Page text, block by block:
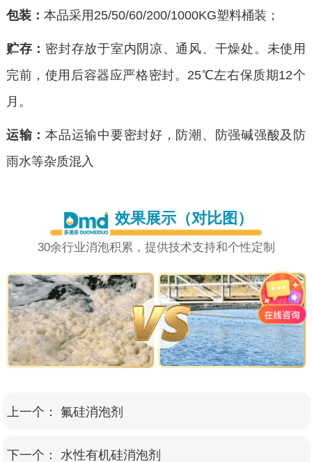
包装： 本品采用25/50/60/200/1000KG塑料桶装；
贮存： 密封存放于室内阴凉、通风、干燥处。未使用
完前，使用后容器应严格密封。25℃左右保质期12个
月。
运输：本品运输中要密封好，防潮、防强碱强酸及防
雨水等杂质混入
效果展示（对比图）
30余行业消泡积累，提供技术支持和个性定制
上一个： 氟硅消泡剂
下一个： 水性有机硅消泡剂